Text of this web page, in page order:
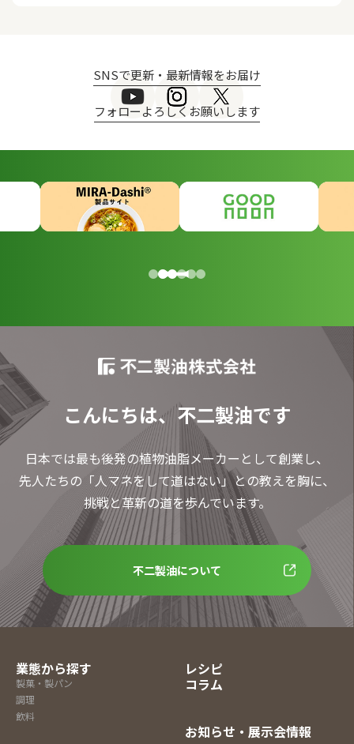
SNSで更新・最新情報をお届け
フォローよろしくお願いします
こんにちは、不二製油です
日本では最も後発の植物油脂メーカーとして創業し、
先人たちの「人マネをして道はない」との教えを胸に、
挑戦と革新の道を歩んでいます。
不二製油について
業態から探す
製菓・製パン
調理
飲料
レシピ
コラム
お知らせ・展示会情報